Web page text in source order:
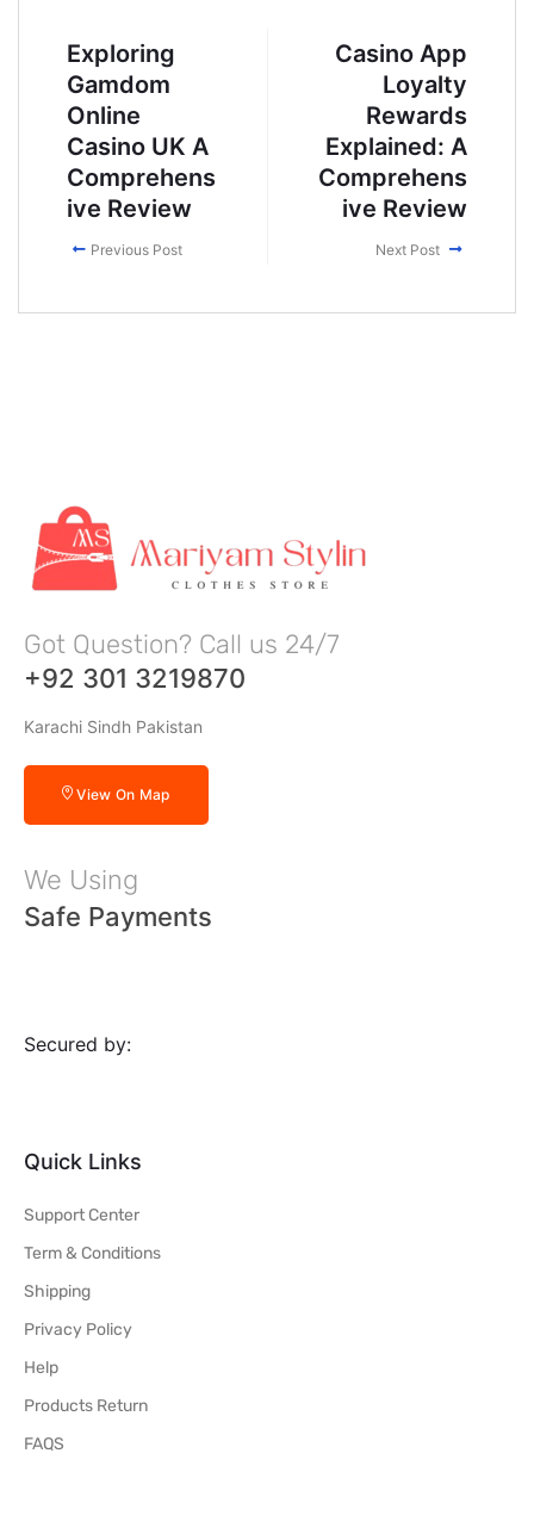
Exploring
Gamdom
Online
Casino UK A
Comprehens
ive Review
Previous Post
Casino App
Loyalty
Rewards
Explained: A
Comprehens
ive Review
Next Post
Got Question? Call us 24/7
+92 301 3219870
Karachi Sindh Pakistan
View On Map
We Using
Safe Payments
Secured by:
Quick Links
Support Center
Term & Conditions
Shipping
Privacy Policy
Help
Products Return
FAQS